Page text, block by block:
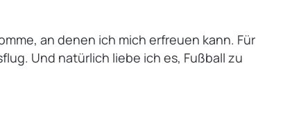
an denen ich mich erfreuen kann. Für
Und natürlich liebe ich es, Fußball zu